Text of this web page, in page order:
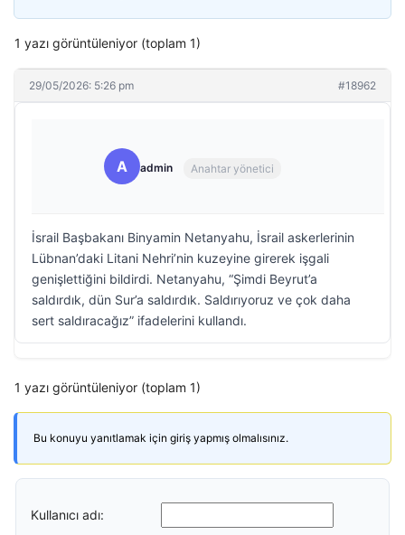
1 yazı görüntüleniyor (toplam 1)
29/05/2026: 5:26 pm #18962
A admin Anahtar yönetici
İsrail Başbakanı Binyamin Netanyahu, İsrail askerlerinin
Lübnan’daki Litani Nehri’nin kuzeyine girerek işgali
genişlettiğini bildirdi. Netanyahu, “Şimdi Beyrut’a
saldırdık, dün Sur’a saldırdık. Saldırıyoruz ve çok daha
sert saldıracağız” ifadelerini kullandı.
1 yazı görüntüleniyor (toplam 1)
Bu konuyu yanıtlamak için giriş yapmış olmalısınız.
Kullanıcı adı: